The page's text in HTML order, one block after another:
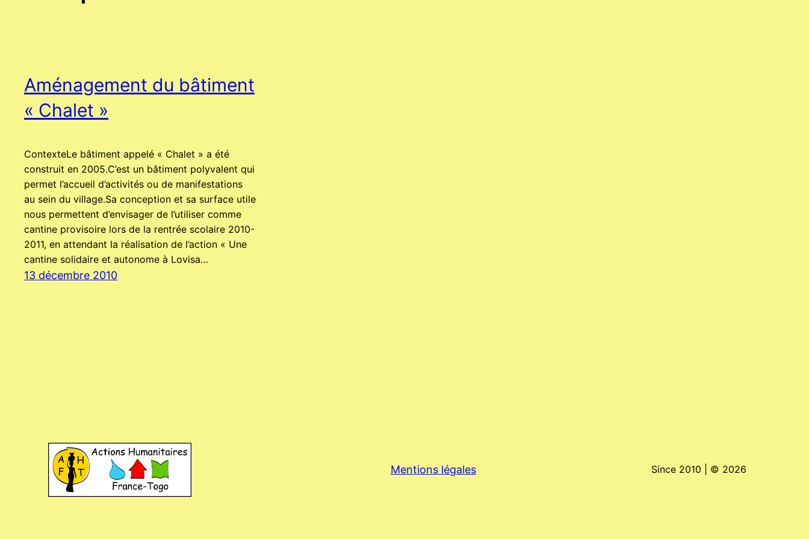
Aménagement du bâtiment
« Chalet »
ContexteLe bâtiment appelé « Chalet » a été
construit en 2005.C’est un bâtiment polyvalent qui
permet l’accueil d’activités ou de manifestations
au sein du village.Sa conception et sa surface utile
nous permettent d’envisager de l’utiliser comme
cantine provisoire lors de la rentrée scolaire 2010-
2011, en attendant la réalisation de l’action « Une
cantine solidaire et autonome à Lovisa…
13 décembre 2010
Mentions légales Since 2010 | © 2026